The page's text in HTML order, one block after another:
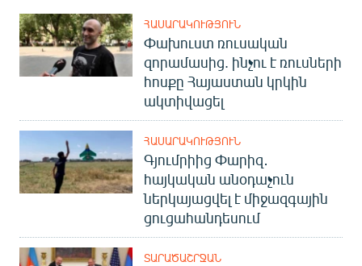
ՀԱՍԱՐԱԿՈՒԹՅՈՒՆ
Փախուստ ռուսական
զորամասից. ինչու է ռուսների
հոսքը Հայաստան կրկին
ակտիվացել
ՀԱՍԱՐԱԿՈՒԹՅՈՒՆ
Գյումրիից Փարիզ․
հայկական անօդաչուն
ներկայացվել է միջազգային
ցուցահանդեսում
ՏԱՐԱԾԱՇՐՋԱՆ